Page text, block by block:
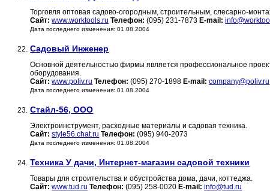
Торговля оптовая садово-огородным, строительным, слесарно-
Сайт: www.worktools.ru Телефон: (095) 231-7873 E-mail:
Дата последнего изменения: 01.08.2004
22. Садовый Инженер
Основной деятельностью фирмы является профессиональное
оборудования.
Сайт: www.poliv.ru Телефон: (095) 270-1898 E-mail: company@poliv.ru
Дата последнего изменения: 01.08.2004
23. Стайл-56, ООО
Электроинструмент, расходные материалы и садовая техника.
Сайт: style56.chat.ru Телефон: (095) 940-2073
Дата последнего изменения: 01.08.2004
24. Техника У дачи, Интернет-магазин садовой техники
Товары для строительства и обустройства дома, дачи, коттеджа.
Сайт: www.tud.ru Телефон: (095) 258-0020 E-mail: info@tud.ru